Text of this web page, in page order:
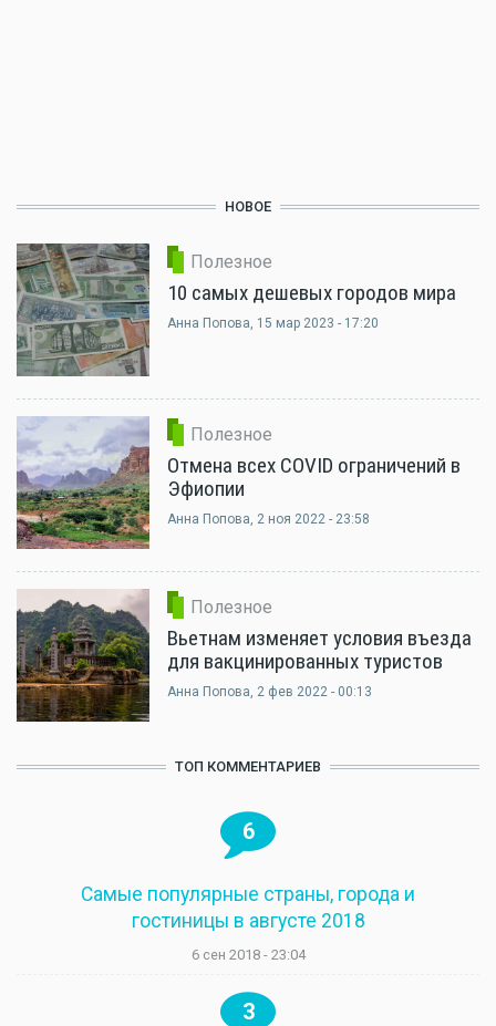
НОВОЕ
Полезное
10 самых дешевых городов мира
Анна Попова, 15 мар 2023 - 17:20
Полезное
Отмена всех COVID ограничений в
Эфиопии
Анна Попова, 2 ноя 2022 - 23:58
Полезное
Вьетнам изменяет условия въезда
для вакцинированных туристов
Анна Попова, 2 фев 2022 - 00:13
ТОП КОММЕНТАРИЕВ
6
Самые популярные страны, города и
гостиницы в августе 2018
6 сен 2018 - 23:04
3